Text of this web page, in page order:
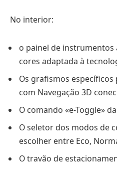
No interior:
o painel de instrumentos
cores adaptada à
Os grafismos
com Navegação 3D
O comando «e-Toggle»
O seletor dos modos de
escolher entre Eco,
O travão de